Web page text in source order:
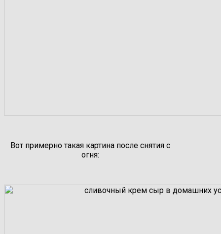
Вот примерно такая картина после снятия с
огня: